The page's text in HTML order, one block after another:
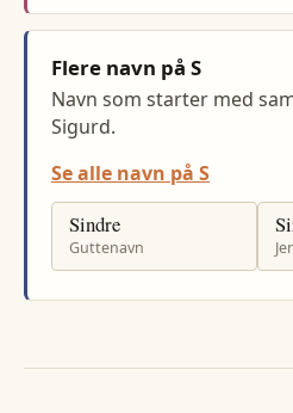
Flere navn på S
Navn som starter med
Sigurd.
Se alle navn på S
Sindre
Guttenavn